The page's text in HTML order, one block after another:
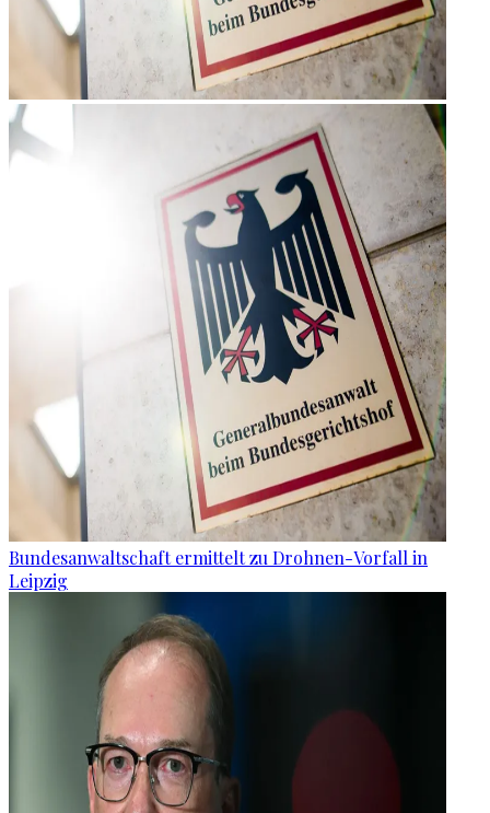
Bundesanwaltschaft ermittelt zu Drohnen-Vorfall in
Leipzig